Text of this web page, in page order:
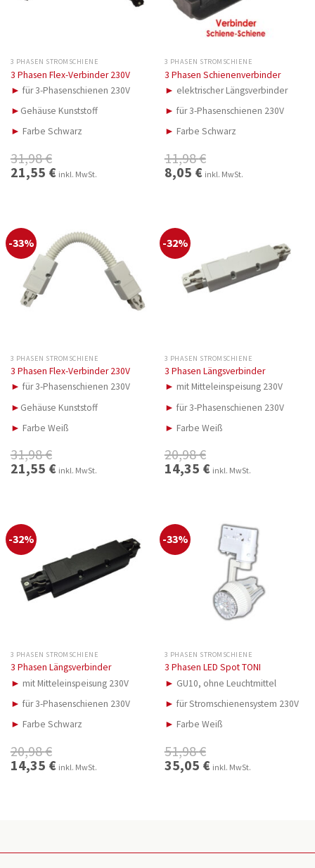
3 PHASEN STROMSCHIENE
3 Phasen Flex-Verbinder 230V
► für 3-Phasenschienen 230V
► Gehäuse Kunststoff
► Farbe Schwarz
31,98€
Ursprünglicher
Preis
21,55 €Aktueller
Preis
inkl. MwSt.
3 PHASEN STROMSCHIENE
3 Phasen Schienenverbinder
► elektrischer Längsverbinder
► für 3-Phasenschienen 230V
► Farbe Schwarz
11,98€
Ursprünglicher
Preis
8,05 €Aktueller
Preis
inkl. MwSt.
-33%
3 PHASEN STROMSCHIENE
3 Phasen Flex-Verbinder 230V
► für 3-Phasenschienen 230V
► Gehäuse Kunststoff
► Farbe Weiß
31,98€
Ursprünglicher
Preis
21,55 €Aktueller
Preis
inkl. MwSt.
-32%
3 PHASEN STROMSCHIENE
3 Phasen Längsverbinder
► mit Mitteleinspeisung 230V
► für 3-Phasenschienen 230V
► Farbe Weiß
20,98€
Ursprünglicher
Preis
14,35 €Aktueller
Preis
inkl. MwSt.
-32%
3 PHASEN STROMSCHIENE
3 Phasen Längsverbinder
► mit Mitteleinspeisung 230V
► für 3-Phasenschienen 230V
► Farbe Schwarz
20,98€
Ursprünglicher
Preis
14,35 €Aktueller
Preis
inkl. MwSt.
-33%
3 PHASEN STROMSCHIENE
3 Phasen LED Spot TONI
► GU10, ohne Leuchtmittel
► für Stromschienensystem 230V
► Farbe Weiß
51,98€
Ursprünglicher
Preis
35,05 €Aktueller
Preis
inkl. MwSt.